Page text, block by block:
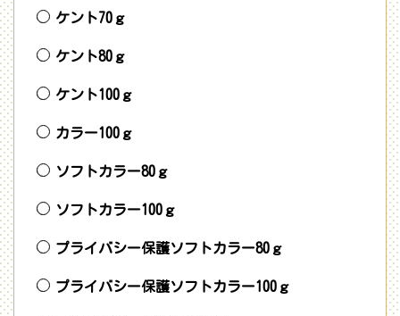
ケント70ｇ
ケント80ｇ
ケント100ｇ
カラー100ｇ
ソフトカラー80ｇ
ソフトカラー100ｇ
プライバシー保護ソフトカラー80ｇ
プライバシー保護ソフトカラー100ｇ